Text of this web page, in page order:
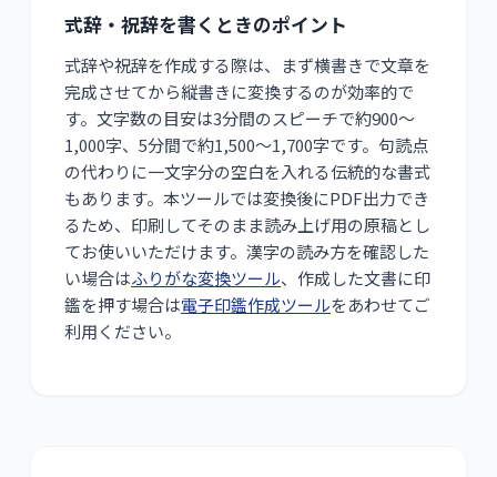
式辞・祝辞を書くときのポイント
式辞や祝辞を作成する際は、まず横書きで文章を
完成させてから縦書きに変換するのが効率的で
す。文字数の目安は3分間のスピーチで約900〜
1,000字、5分間で約1,500〜1,700字です。句読点
の代わりに一文字分の空白を入れる伝統的な書式
もあります。本ツールでは変換後にPDF出力でき
るため、印刷してそのまま読み上げ用の原稿とし
てお使いいただけます。漢字の読み方を確認した
い場合はふりがな変換ツール、作成した文書に印
鑑を押す場合は電子印鑑作成ツールをあわせてご
利用ください。